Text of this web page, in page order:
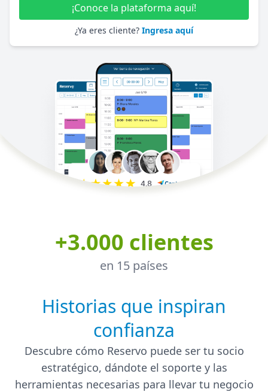
¡Conoce la plataforma aquí!
¿Ya eres cliente? Ingresa aquí
+3.000 clientes
en 15 países
Historias que inspiran
confianza
Descubre cómo Reservo puede ser tu socio
estratégico, dándote el soporte y las
herramientas necesarias para llevar tu negocio